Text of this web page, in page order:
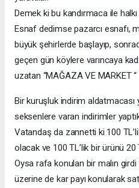
Demek ki bu kandırmaca ile
Esnaf dedimse pazarcı esnafı,
büyük şehirlerde başlayıp,
geçen gün köylere varıncaya
uzatan “MAĞAZA VE MARKET
Bir kuruşluk indirim
seksenlere varan indirimler
Vatandaş da zannetti ki 100
olacak ve 100 TL’lik bir ürünü 20
Oysa rafa konulan bir malın girdi
üzerine de kar payı konularak